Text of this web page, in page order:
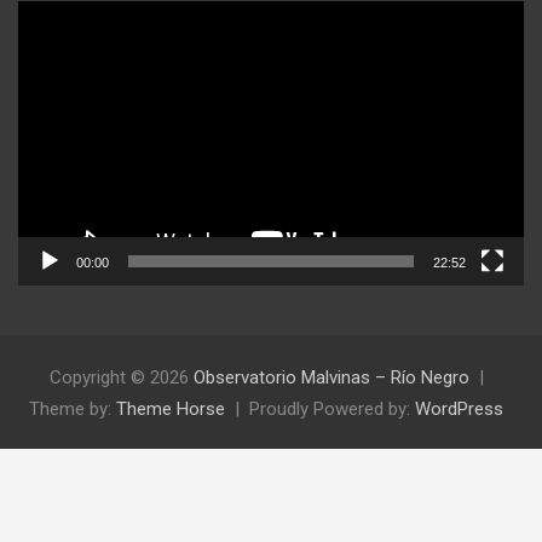
00:00 22:52
Copyright © 2026 Observatorio Malvinas – Río Negro
Theme by: Theme Horse Proudly Powered by: WordPress